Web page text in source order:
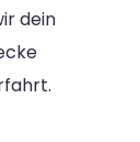
dein